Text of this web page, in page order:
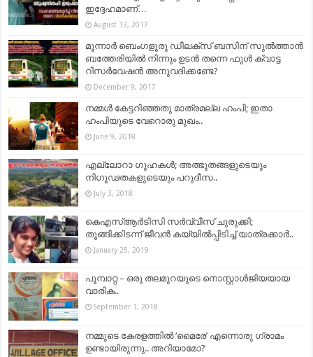
ഇദ്ദേഹമാണ്…
August 13, 2017
മൂന്നാർ ബെംഗളൂരു ഡീലക്‌സ് ബസിന് സുൽത്താൻ
ബത്തേരിയില്‍ നിന്നും ഉടൻ തന്നെ ഫുൾ ക്വാട്ട
റിസർവേഷൻ അനുവദിക്കണ്ടേ?
December 9, 2017
നമ്മൾ കേട്ടറിഞ്ഞതു മാത്രമല്ല ഹംപി; ഇതാ
ഹംപിയുടെ വേറൊരു മുഖം..
June 9, 2018
എല്ലോറാ ഗുഹകൾ; അത്ഭുതങ്ങളുടെയും
നിഗൂഢതകളുടെയും പറുദീസ..
July 3, 2018
കെഎസ്ആർടിസി സർവ്വീസ് ചുരുക്കി;
തൂങ്ങിക്കിടന്ന് ജീവൻ കയ്യിൽപ്പിടിച്ച് യാത്രക്കാർ..
January 25, 2019
പൂമ്പാറ്റ – ഒരു തലമുറയുടെ നൊസ്റ്റാള്‍ജിയയായ
വാരിക..
September 1, 2018
നമ്മുടെ കേരളത്തിൽ ‘മൈരേ’ എന്നൊരു ഗ്രാമം
ഉണ്ടായിരുന്നു.. അറിയാമോ?